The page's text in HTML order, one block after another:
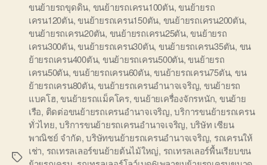
Tags
ขนย้ายรถขุดดิน, ขนย้ายรถเครน100ตัน,ขนย้ายรถ
เครน120ตัน,ขนย้ายรถเครน150ตัน, ขนย้ายรถเครน200ตัน,
ขนย้ายรถเครน20ตัน, ขนย้ายรถเครน25ตัน,ขนย้ายรถ
เครน300ตัน,ขนย้ายรถเครน30ตัน, ขนย้ายรถเครน35ตัน, ขน
ย้ายรถเครน400ตัน, ขนย้ายรถเครน500ตัน,ขนย้ายรถ
เครน50ตัน,ขนย้ายรถเครน60ตัน,ขนย้ายรถเครน75ตัน, ขน
ย้ายรถเครน80ตัน,ขนย้ายรถเครนอำนาจเจริญ, ขนย้ายรถ
แบคโฮ,ขนย้ายรถแม็คโคร,ขนย้ายเครื่องจักรหนัก, ขนย้าย
เรือ, ติดต่อขนย้ายรถเครนอำนาจเจริญ,บริการขนย้ายรถเครน
ทั่วไทย,บริการขนย้ายรถเครนอำนาจเจริญ, บริษัท เซียน
พาณิชย์ จำกัด,บริษัทขนย้ายรถเครนอำนาจเจริญ, รถเครนให้
เช่า, รถเทรลเลอร์ขนย้ายต้นไม้ใหญ่, รถเทรลเลอร์พื้นเรียบขน